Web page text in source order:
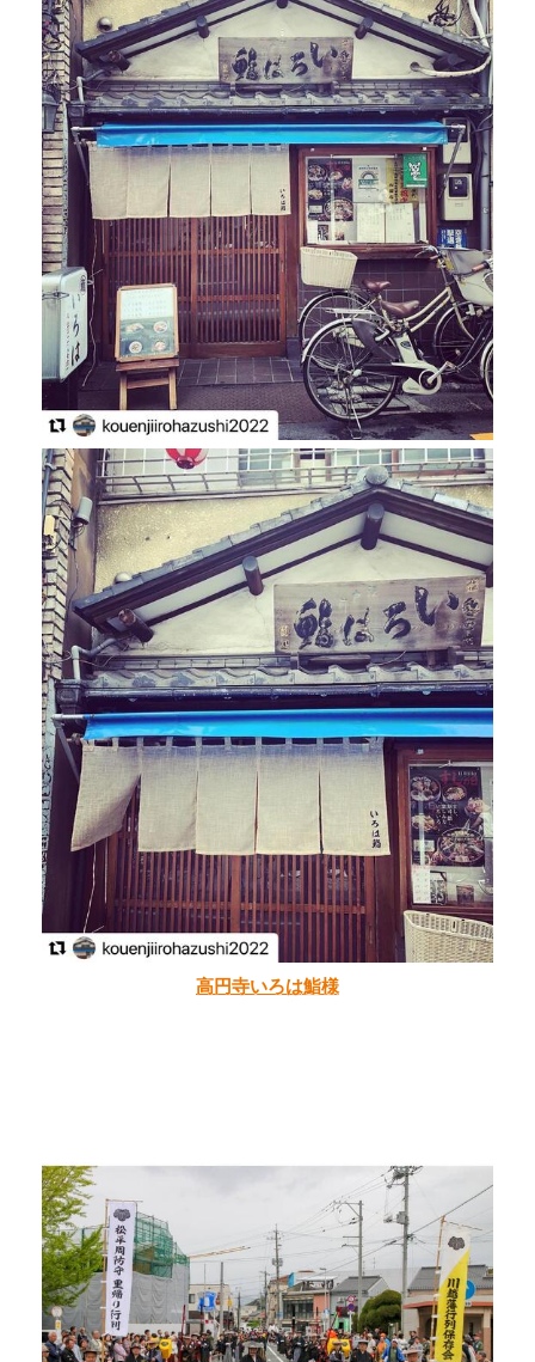
高円寺いろは鮨様